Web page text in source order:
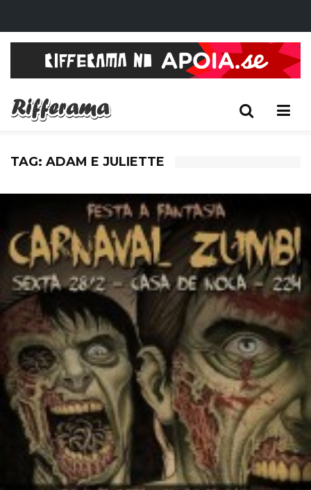
TAG: ADAM E JULIETTE